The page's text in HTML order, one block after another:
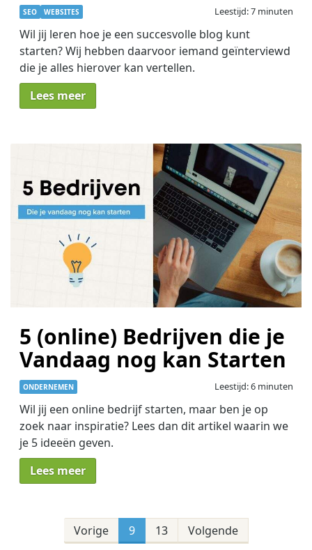
SEO WEBSITES Leestijd: 7 minuten
Wil jij leren hoe je een succesvolle blog kunt
starten? Wij hebben daarvoor iemand geïnterviewd
die je alles hierover kan vertellen.
Lees meer
5 (online) Bedrijven die je
Vandaag nog kan Starten
ONDERNEMEN Leestijd: 6 minuten
Wil jij een online bedrijf starten, maar ben je op
zoek naar inspiratie? Lees dan dit artikel waarin we
je 5 ideeën geven.
Lees meer
Berichten
paginering
Vorige 9 13 Volgende